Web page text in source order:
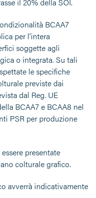
il 20% della SOI.
BCAA7
per l’intera
soggette agli
o integrata. Su tali
le specifiche
previste dai
dal Reg. UE
BCAA7 e BCAA8 nel
PSR per produzione
presentate
colturale grafico.
avverrà indicativamente